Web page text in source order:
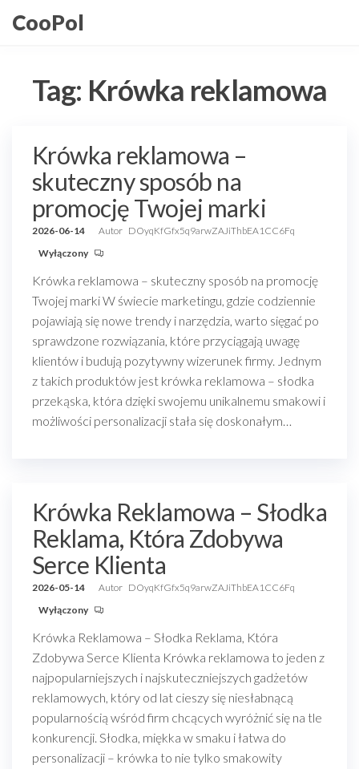
doCooPol
Tag: Krówka reklamowa
Krówka reklamowa –
skuteczny sposób na
promocję Twojej marki
2026-06-14 Autor DOyqKfGfx5q9arwZAJiThbEA1CC6Fq
Wyłączony
Krówka reklamowa – skuteczny sposób na promocję
Twojej marki W świecie marketingu, gdzie codziennie
pojawiają się nowe trendy i narzędzia, warto sięgać po
sprawdzone rozwiązania, które przyciągają uwagę
klientów i budują pozytywny wizerunek firmy. Jednym
z takich produktów jest krówka reklamowa – słodka
przekąska, która dzięki swojemu unikalnemu smakowi i
możliwości personalizacji stała się doskonałym…
Krówka Reklamowa – Słodka
Reklama, Która Zdobywa
Serce Klienta
2026-05-14 Autor DOyqKfGfx5q9arwZAJiThbEA1CC6Fq
Wyłączony
Krówka Reklamowa – Słodka Reklama, Która
Zdobywa Serce Klienta Krówka reklamowa to jeden z
najpopularniejszych i najskuteczniejszych gadżetów
reklamowych, który od lat cieszy się niesłabnącą
popularnością wśród firm chcących wyróżnić się na tle
konkurencji. Słodka, miękka w smaku i łatwa do
personalizacji – krówka to nie tylko smakowity